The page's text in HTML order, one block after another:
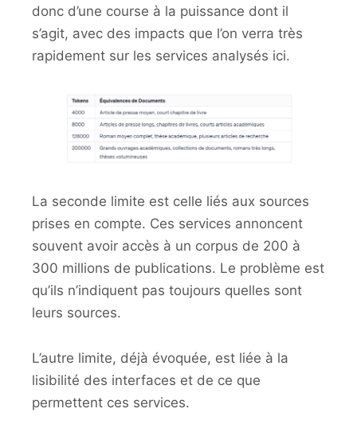
donc d’une course à la puissance dont il
s’agit, avec des impacts que l’on verra très
rapidement sur les services analysés ici.
La seconde limite est celle liés aux sources
prises en compte. Ces services annoncent
souvent avoir accès à un corpus de 200 à
300 millions de publications. Le problème est
qu’ils n’indiquent pas toujours quelles sont
leurs sources.
L’autre limite, déjà évoquée, est liée à la
lisibilité des interfaces et de ce que
permettent ces services.